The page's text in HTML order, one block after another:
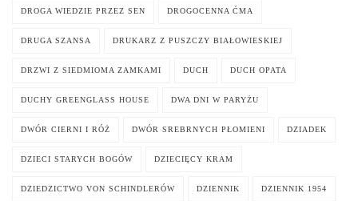
DROGA WIEDZIE PRZEZ SEN DROGOCENNA ĆMA
DRUGA SZANSA DRUKARZ Z PUSZCZY BIAŁOWIESKIEJ
DRZWI Z SIEDMIOMA ZAMKAMI DUCH DUCH OPATA
DUCHY GREENGLASS HOUSE DWA DNI W PARYŻU
DWÓR CIERNI I RÓŻ DWÓR SREBRNYCH PŁOMIENI DZIADEK
DZIECI STARYCH BOGÓW DZIECIĘCY KRAM
DZIEDZICTWO VON SCHINDLERÓW DZIENNIK DZIENNIK 1954